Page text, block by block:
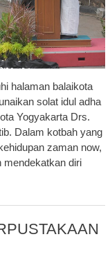
halaman balaikota
solat idul adha
Yogyakarta Drs.
Dalam kotbah yang
zaman now,
mendekatkan diri